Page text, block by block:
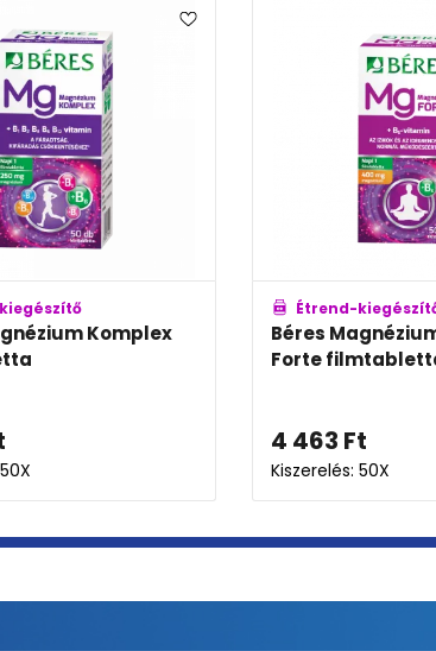
Komplex
Étrend-
Béres
Forte
4 463 Ft
Kiszerelés: 50X